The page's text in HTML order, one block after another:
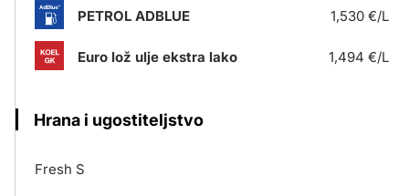
PETROL ADBLUE 1,530 €/L
Euro lož ulje ekstra lako 1,494 €/L
Hrana i ugostiteljstvo
Fresh S